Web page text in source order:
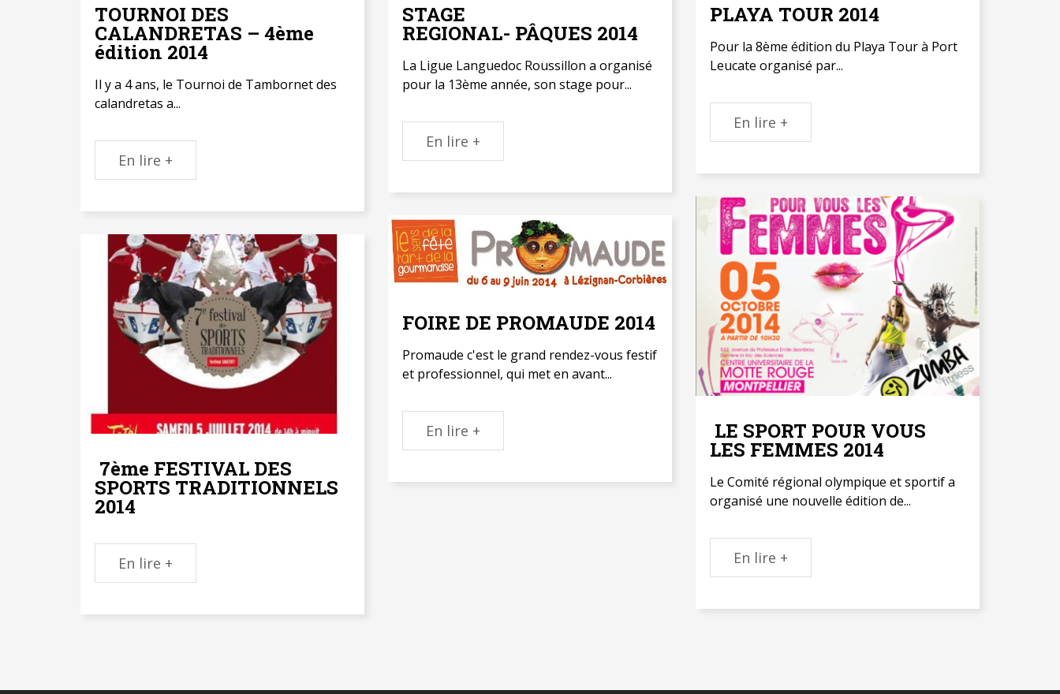
TOURNOI DES
CALANDRETAS – 4ème
édition 2014
Il y a 4 ans, le Tournoi de Tambornet des
calandretas a...
En lire +
STAGE
REGIONAL- PÂQUES 2014
La Ligue Languedoc Roussillon a organisé
pour la 13ème année, son stage pour...
En lire +
PLAYA TOUR 2014
Pour la 8ème édition du Playa Tour à Port
Leucate organisé par...
En lire +
LE SPORT POUR VOUS
LES FEMMES 2014
Le Comité régional olympique et sportif a
organisé une nouvelle édition de...
En lire +
FOIRE DE PROMAUDE 2014
Promaude c'est le grand rendez-vous festif
et professionnel, qui met en avant...
En lire +
7ème FESTIVAL DES
SPORTS TRADITIONNELS
2014
En lire +